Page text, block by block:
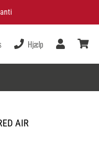
Hjælp
Bruger
AIR